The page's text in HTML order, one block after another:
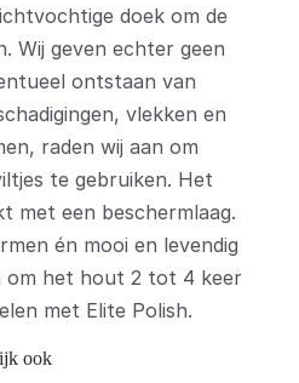
doek om de
Wij geven echter geen
ontstaan van
vlekken en
raden wij aan om
te gebruiken. Het
met een beschermlaag.
én mooi en levendig
om het hout 2 tot 4 keer
met Elite Polish.
ook